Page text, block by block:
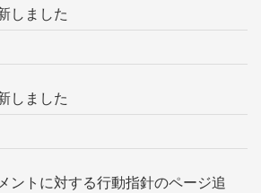
しました
しました
ントに対する行動指針のページ追